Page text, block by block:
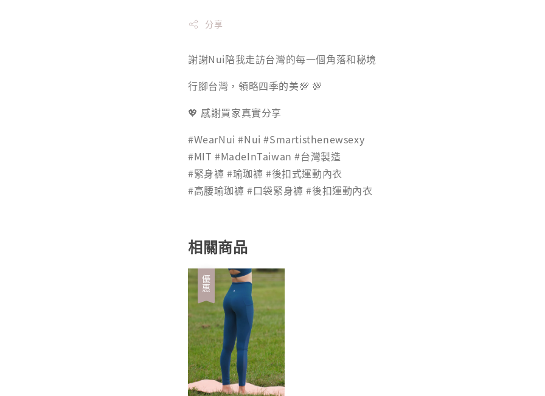
分享
謝謝Nui陪我走訪台灣的每一個角落和秘境
行腳台灣，領略四季的美💯 💯
💖 感謝買家真實分享
#WearNui #Nui #Smartisthenewsexy
#MIT #MadeInTaiwan #台灣製造
#緊身褲 #瑜珈褲 #後扣式運動內衣
#高腰瑜珈褲 #口袋緊身褲 #後扣運動內衣
相關商品
優惠